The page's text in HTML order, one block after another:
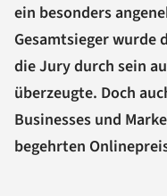
ein besonders
Gesamtsieger wurde
die Jury durch sein
überzeugte. Doch
Businesses und
begehrten